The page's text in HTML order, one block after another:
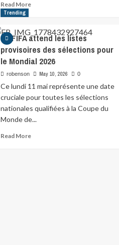
Read More
Trending
La FIFA attend les listes
provisoires des sélections pour
le Mondial 2026
robenson May 10, 2026 0
Ce lundi 11 mai représente une date
cruciale pour toutes les sélections
nationales qualifiées à la Coupe du
Monde de...
Read More